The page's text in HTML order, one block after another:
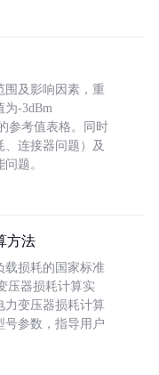
围及影响因素，重
为-3dBm
参考值表格。同时
连接器问题）及
题。
方法
载损耗的国家标准
压器损耗计算实
力变压器损耗计算
号参数，指导用户